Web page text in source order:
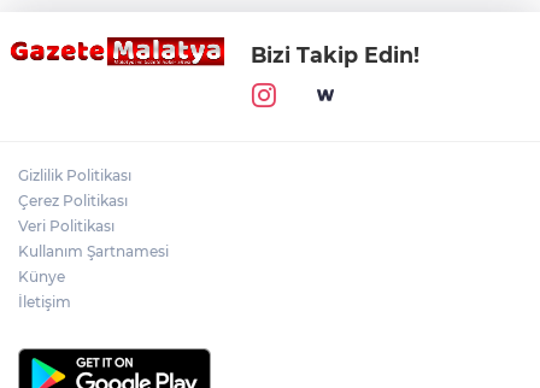
Bizi Takip Edin!
Gizlilik Politikası
Çerez Politikası
Veri Politikası
Kullanım Şartnamesi
Künye
İletişim